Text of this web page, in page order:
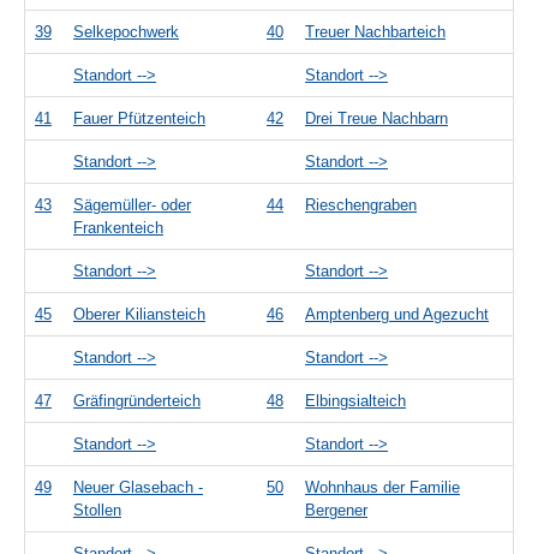
39 Selkepochwerk 40 Treuer Nachbarteich
Standort --> Standort -->
41 Fauer Pfützenteich 42 Drei Treue Nachbarn
Standort --> Standort -->
43
Sägemüller- oder
Frankenteich
44 Rieschengraben
Standort --> Standort -->
45 Oberer Kiliansteich 46 Amptenberg und Agezucht
Standort --> Standort -->
47 Gräfingründerteich 48 Elbingsialteich
Standort --> Standort -->
49
Neuer Glasebach -
Stollen
50
Wohnhaus der Familie
Bergener